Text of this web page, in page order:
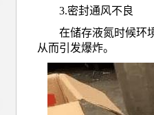
3.密封通风不良
在储存液氮时候环境
从而引发爆炸。